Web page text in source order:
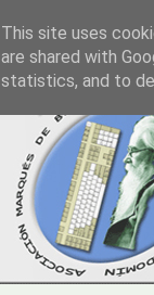
This site uses
are shared with
statistics, and to